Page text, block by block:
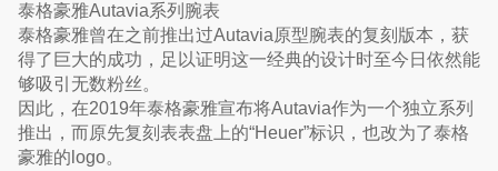
泰格豪雅Autavia系列腕表
泰格豪雅曾在之前推出过Autavia原型腕表的复刻版本，获
得了巨大的成功，足以证明这一经典的设计时至今日依然能
够吸引无数粉丝。
因此，在2019年泰格豪雅宣布将Autavia作为一个独立系列
推出，而原先复刻表表盘上的“Heuer”标识，也改为了泰格
豪雅的logo。